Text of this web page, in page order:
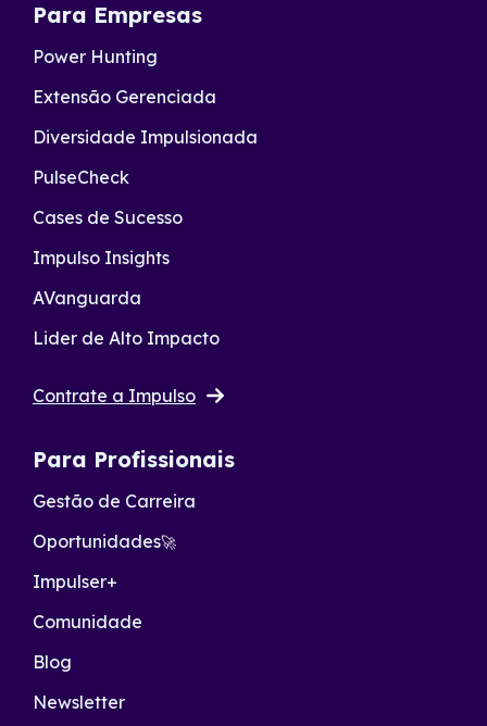
Para Empresas
Power Hunting
Extensão Gerenciada
Diversidade Impulsionada
PulseCheck
Cases de Sucesso
Impulso Insights
AVanguarda
Lider de Alto Impacto
Contrate a Impulso
Para Profissionais
Gestão de Carreira
Oportunidades🚀
Impulser+
Comunidade
Blog
Newsletter